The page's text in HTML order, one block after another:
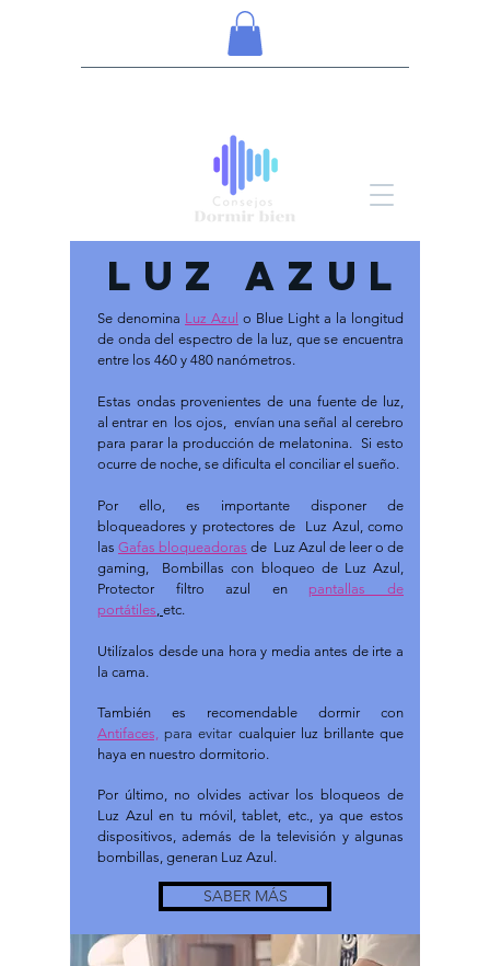
LUZ AZUL
Se denomina Luz Azul o Blue Light a la longitud
de onda del espectro de la luz, que se encuentra
entre los 460 y 480 nanómetros.
Estas ondas provenientes de una fuente de luz,
al entrar en los ojos, envían una señal al cerebro
para parar la producción de melatonina. Si esto
ocurre de noche, se dificulta el conciliar el sueño.
Por ello, es importante disponer de
bloqueadores y protectores de Luz Azul, como
las Gafas bloqueadoras de Luz Azul de leer o de
gaming, Bombillas con bloqueo de Luz Azul,
Protector filtro azul en pantallas de
portátiles etc.
Utilízalos desde una hora y media antes de irte a
la cama.
También es recomendable dormir con
Antifaces, para evitar cualquier luz brillante que
haya en nuestro dormitorio.
Por último, no olvides activar los bloqueos de
Luz Azul en tu móvil, tablet, etc., ya que estos
dispositivos, además de la televisión y algunas
bombillas, generan Luz Azul.
SABER MÁS